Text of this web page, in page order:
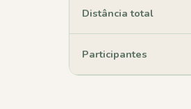
Distância total
Participantes